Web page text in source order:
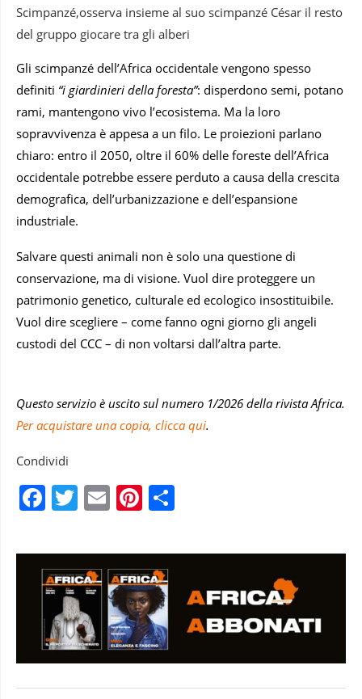
Scimpanzé,osserva insieme al suo scimpanzé César il resto
del gruppo giocare tra gli alberi
Gli scimpanzé dell’Africa occidentale vengono spesso
definiti “i giardinieri della foresta”: disperdono semi, potano
rami, mantengono vivo l’ecosistema. Ma la loro
sopravvivenza è appesa a un filo. Le proiezioni parlano
chiaro: entro il 2050, oltre il 60% delle foreste dell’Africa
occidentale potrebbe essere perduto a causa della crescita
demografica, dell’urbanizzazione e dell’espansione
industriale.
Salvare questi animali non è solo una questione di
conservazione, ma di visione. Vuol dire proteggere un
patrimonio genetico, culturale ed ecologico insostituibile.
Vuol dire scegliere – come fanno ogni giorno gli angeli
custodi del CCC – di non voltarsi dall’altra parte.
Questo servizio è uscito sul numero 1/2026 della rivista Africa.
Per acquistare una copia, clicca qui.
Condividi
Facebook
Twitter
EmailPinterest